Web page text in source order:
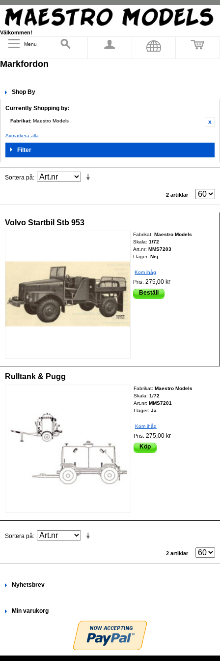
Välkommen!
Menu
Markfordon
Shop By
Currently Shopping by:
Fabrikat: Maestro Models
Avmarkera alla
Filter
Sortera på
2 artiklar
Volvo Startbil Stb 953
Fabrikat:Maestro Models
Skala:1/72
Art.nr:MMS7203
I lager: Nej
Kom ihåg
Pris:275,00 kr
Beställ
Rulltank & Pugg
Fabrikat: Maestro Models
Skala: 1/72
Art.nr: MMS7201
I lager: Ja
Kom ihåg
Pris: 275,00 kr
Köp
Sortera på
2 artiklar
Nyhetsbrev
Min varukorg